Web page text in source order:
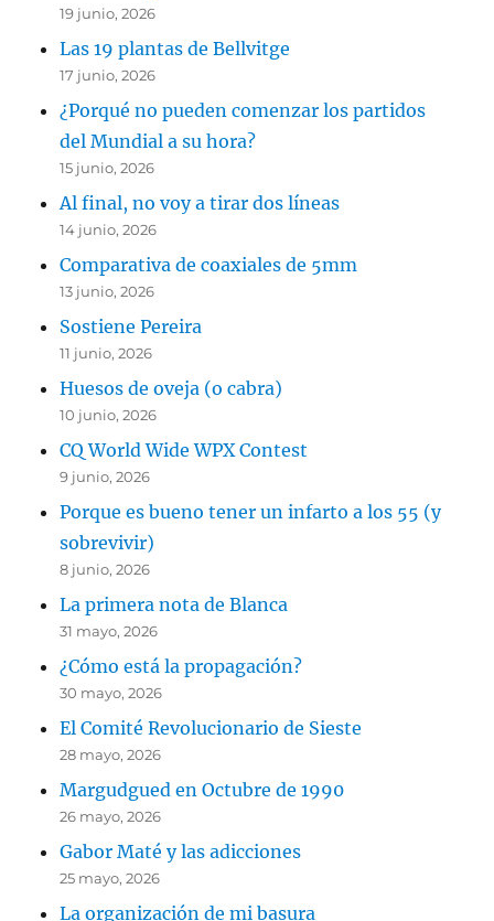
19 junio, 2026
Las 19 plantas de Bellvitge
17 junio, 2026
¿Porqué no pueden comenzar los partidos
del Mundial a su hora?
15 junio, 2026
Al final, no voy a tirar dos líneas
14 junio, 2026
Comparativa de coaxiales de 5mm
13 junio, 2026
Sostiene Pereira
11 junio, 2026
Huesos de oveja (o cabra)
10 junio, 2026
CQ World Wide WPX Contest
9 junio, 2026
Porque es bueno tener un infarto a los 55 (y
sobrevivir)
8 junio, 2026
La primera nota de Blanca
31 mayo, 2026
¿Cómo está la propagación?
30 mayo, 2026
El Comité Revolucionario de Sieste
28 mayo, 2026
Margudgued en Octubre de 1990
26 mayo, 2026
Gabor Maté y las adicciones
25 mayo, 2026
La organización de mi basura